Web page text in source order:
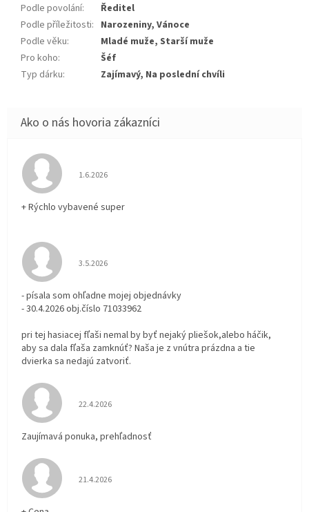
Podle povolání:
Ředitel
Podle příležitosti: Narozeniny, Vánoce
Podle věku:
Mladé muže, Starší muže
Pro koho:
Šéf
Typ dárku: Zajímavý, Na poslední chvíli
Hodnotenie obchodu je 5 z 5 hviezdičiek.
1.6.2026
+ Rýchlo vybavené super
Hodnotenie obchodu je 3 z 5 hviezdičiek.
3.5.2026
- písala som ohľadne mojej objednávky
- 30.4.2026 obj.číslo 71033962
pri tej hasiacej fľaši nemal by byť nejaký pliešok,alebo háčik,
aby sa dala fľaša zamknúť? Naša je z vnútra prázdna a tie
dvierka sa nedajú zatvoriť.
Hodnotenie obchodu je 5 z 5 hviezdičiek.
22.4.2026
Zaujímavá ponuka, prehľadnosť
Hodnotenie obchodu je 5 z 5 hviezdičiek.
21.4.2026